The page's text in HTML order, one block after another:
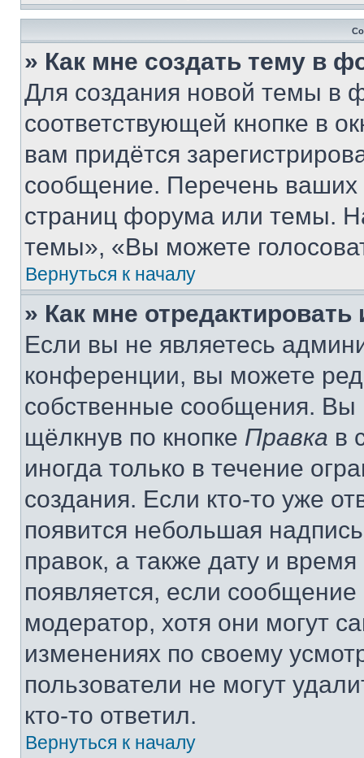
» Как мне создать тему в
Для создания новой темы в
соответствующей кнопке в
вам придётся
сообщение. Перечень ваших
страниц форума или темы.
темы», «Вы можете
Вернуться к началу
» Как мне
Если вы не являетесь
конференции, вы можете
собственные сообщения. Вы
щёлкнув по кнопке Правка в
иногда только в течение
создания. Если кто-то уже
появится небольшая
правок, а также дату и
появляется, если
модератор, хотя они могут
изменениях по своему
пользователи не могут
кто-то ответил.
Вернуться к началу